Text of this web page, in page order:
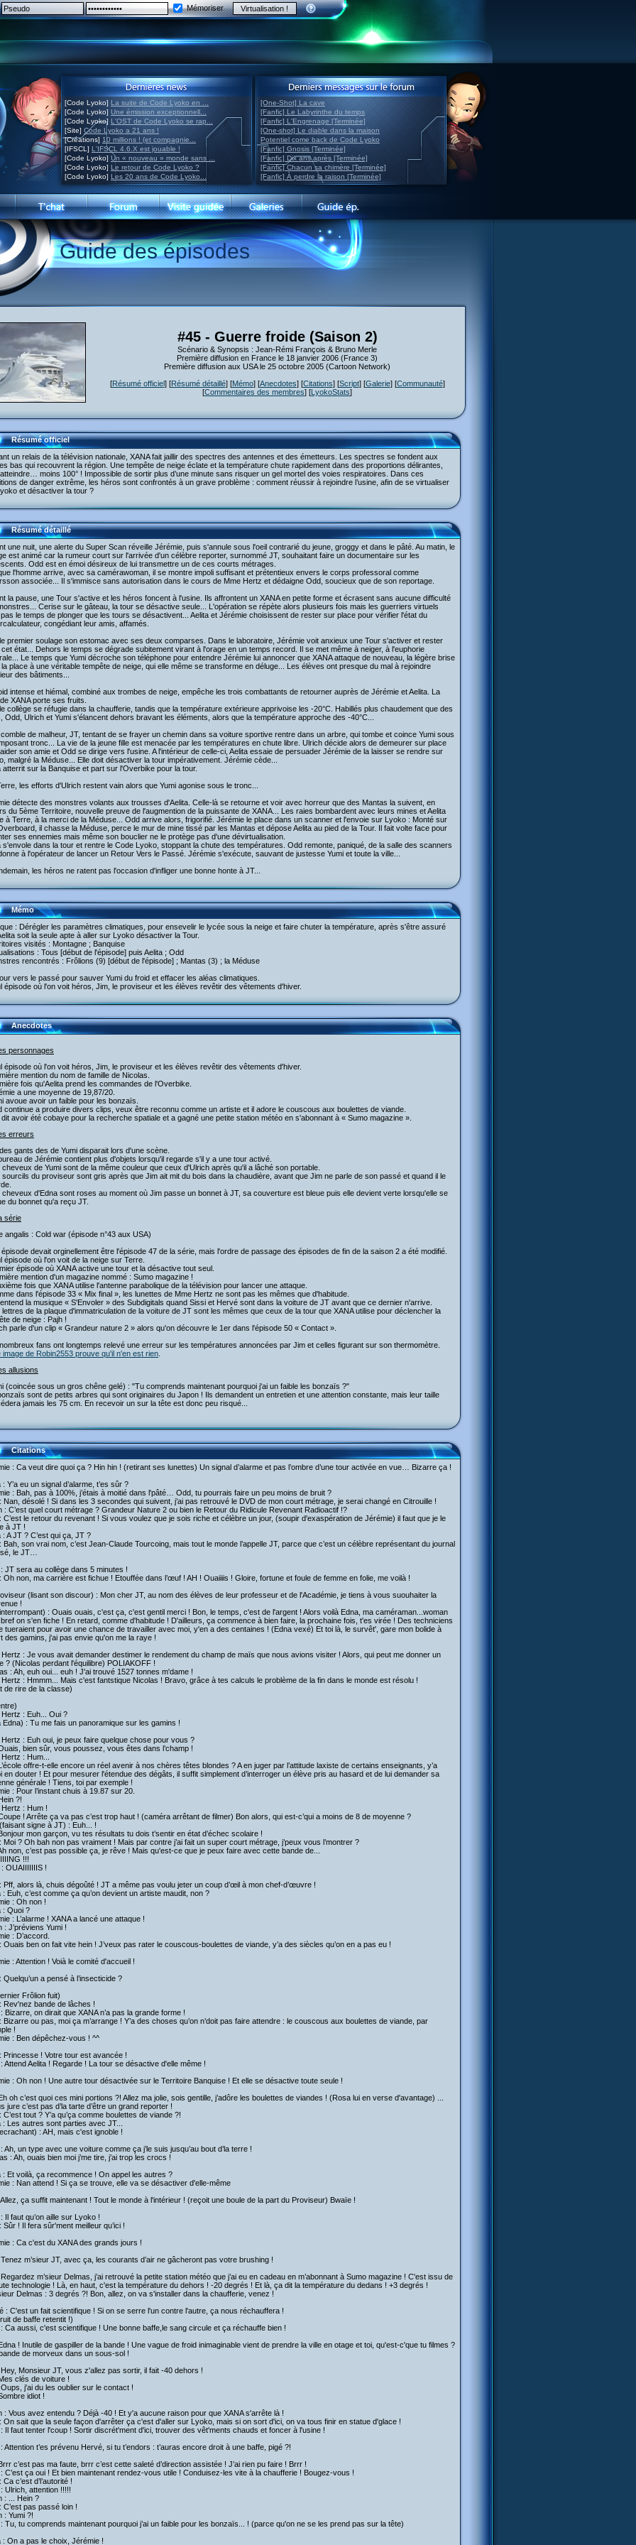
Mémoriser
[Code Lyoko] La suite de Code Lyoko en ...
[Code Lyoko] Une émission exceptionnell...
[Code Lyoko] L'OST de Code Lyoko se rap...
[Site] Code Lyoko a 21 ans !
[Créations] 10 millions ! (et compagnie...
[IFSCL] L'IFSCL 4.6.X est jouable !
[Code Lyoko] Un « nouveau » monde sans ...
[Code Lyoko] Le retour de Code Lyoko ?
[Code Lyoko] Les 20 ans de Code Lyoko...
[One-Shot] La cave
[Fanfic] Le Labyrinthe du temps
[Fanfic] L'Engrenage [Terminée]
[One-shot] Le diable dans la maison
Potentiel come back de Code Lyoko
[Fanfic] Gnosis [Terminée]
[Fanfic] Dix ans après [Terminée]
[Fanfic] Chacun sa chimère [Terminée]
[Fanfic] À perdre la raison [Terminée]
Guide des épisodes
#45 - Guerre froide (Saison 2)
Scénario & Synopsis : Jean-Rémi François & Bruno Merle
Première diffusion en France le 18 janvier 2006 (France 3)
Première diffusion aux USA le 25 octobre 2005 (Cartoon Network)
[Résumé officiel] [Résumé détaillé] [Mémo] [Anecdotes] [Citations] [Script] [Galerie] [Communauté]
[Commentaires des membres] [LyokoStats]
Résumé officiel
un relais de la télévision nationale, XANA fait jaillir des spectres des antennes et des émetteurs. Les spectres se fondent aux
bas qui recouvrent la région. Une tempête de neige éclate et la température chute rapidement dans des proportions délirantes,
moins 100° ! Impossible de sortir plus d’une minute sans risquer un gel mortel des voies respiratoires. Dans ces
de danger extrême, les héros sont confrontés à un grave problème : comment réussir à rejoindre l’usine, afin de se virtualiser
et désactiver la tour ?
Résumé détaillé
une nuit, une alerte du Super Scan réveille Jérémie, puis s'annule sous l'oeil contrarié du jeune, groggy et dans le pâté. Au matin, le
est animé car la rumeur court sur l'arrivée d'un célèbre reporter, surnommé JT, souhaitant faire un documentaire sur les
Odd est en émoi désireux de lui transmettre un de ces courts métrages.
l'homme arrive, avec sa camérawoman, il se montre impoli suffisant et prétentieux envers le corps professoral comme
associée... Il s'immisce sans autorisation dans le cours de Mme Hertz et dédaigne Odd, soucieux que de son reportage.
la pause, une Tour s'active et les héros foncent à l'usine. Ils affrontent un XANA en petite forme et écrasent sans aucune difficulté
Cerise sur le gâteau, la tour se désactive seule... L'opération se répète alors plusieurs fois mais les guerriers virtuels
le temps de plonger que les tours se désactivent... Aelita et Jérémie choisissent de rester sur place pour vérifier l'état du
congédiant leur amis, affamés.
premier soulage son estomac avec ses deux comparses. Dans le laboratoire, Jérémie voit anxieux une Tour s'activer et rester
état... Dehors le temps se dégrade subitement virant à l'orage en un temps record. Il se met même à neiger, à l'euphorie
Le temps que Yumi décroche son téléphone pour entendre Jérémie lui annoncer que XANA attaque de nouveau, la légère brise
place à une véritable tempête de neige, qui elle même se transforme en déluge... Les élèves ont presque du mal à rejoindre
des bâtiments...
intense et hiémal, combiné aux trombes de neige, empêche les trois combattants de retourner auprès de Jérémie et Aelita. La
XANA porte ses fruits.
collège se réfugie dans la chaufferie, tandis que la température extérieure apprivoise les -20°C. Habillés plus chaudement que des
Odd, Ulrich et Yumi s'élancent dehors bravant les éléments, alors que la température approche des -40°C...
de malheur, JT, tentant de se frayer un chemin dans sa voiture sportive rentre dans un arbre, qui tombe et coince Yumi sous
tronc... La vie de la jeune fille est menacée par les températures en chute libre. Ulrich décide alors de demeurer sur place
son amie et Odd se dirige vers l'usine. A l'intérieur de celle-ci, Aelita essaie de persuader Jérémie de la laisser se rendre sur
malgré la Méduse... Elle doit désactiver la tour impérativement. Jérémie cède...
atterrit sur la Banquise et part sur l'Overbike pour la tour.
les efforts d'Ulrich restent vain alors que Yumi agonise sous le tronc...
détecte des monstres volants aux trousses d'Aelita. Celle-là se retourne et voir avec horreur que des Mantas la suivent, en
du 5ème Territoire, nouvelle preuve de l'augmention de la puissante de XANA... Les raies bombardent avec leurs mines et Aelita
à Terre, à la merci de la Méduse... Odd arrive alors, frigorifié. Jérémie le place dans un scanner et l'envoie sur Lyoko : Monté sur
il chasse la Méduse, perce le mur de mine tissé par les Mantas et dépose Aelita au pied de la Tour. Il fait volte face pour
ses ennemies mais même son bouclier ne le protège pas d'une dévirtualisation.
s'envole dans la tour et rentre le Code Lyoko, stoppant la chute des températures. Odd remonte, paniqué, de la salle des scanners
à l'opérateur de lancer un Retour Vers le Passé. Jérémie s'exécute, sauvant de justesse Yumi et toute la ville...
les héros ne ratent pas l'occasion d'infliger une bonne honte à JT...
Mémo
: Dérégler les paramètres climatiques, pour ensevelir le lycée sous la neige et faire chuter la température, après s'être assuré
soit la seule apte à aller sur Lyoko désactiver la Tour.
visités : Montagne ; Banquise
: Tous [début de l'épisode] puis Aelita ; Odd
rencontrés : Frôlions (9) [début de l'épisode] ; Mantas (3) ; la Méduse
vers le passé pour sauver Yumi du froid et effacer les aléas climatiques.
épisode où l'on voit héros, Jim, le proviseur et les élèves revêtir des vêtements d'hiver.
Anecdotes
personnages
épisode où l'on voit héros, Jim, le proviseur et les élèves revêtir des vêtements d'hiver.
mention du nom de famille de Nicolas.
fois qu'Aelita prend les commandes de l'Overbike.
a une moyenne de 19,87/20.
avoue avoir un faible pour les bonzaïs.
continue a produire divers clips, veux être reconnu comme un artiste et il adore le couscous aux boulettes de viande.
avoir été cobaye pour la recherche spatiale et a gagné une petite station météo en s'abonnant à « Sumo magazine ».
erreurs
gants des de Yumi disparait lors d'une scène.
de Jérémie contient plus d'objets lorsqu'il regarde s'il y a une tour activé.
cheveux de Yumi sont de la même couleur que ceux d'Ulrich après qu'il a lâché son portable.
sourcils du proviseur sont gris après que Jim ait mit du bois dans la chaudière, avant que Jim ne parle de son passé et quand il le
cheveux d'Edna sont roses au moment où Jim passe un bonnet à JT, sa couverture est bleue puis elle devient verte lorsqu'elle se
du bonnet qu'a reçu JT.
série
angalis : Cold war (épisode n°43 aux USA)
devait orginellement être l'épisode 47 de la série, mais l'ordre de passage des épisodes de fin de la saison 2 a été modifié.
épisode où l'on voit de la neige sur Terre.
épisode où XANA active une tour et la désactive tout seul.
mention d'un magazine nommé : Sumo magazine !
fois que XANA utilise l'antenne parabolique de la télévision pour lancer une attaque.
dans l'épisode 33 « Mix final », les lunettes de Mme Hertz ne sont pas les mêmes que d'habitude.
la musique « S'Envoler » des Subdigitals quand Sissi et Hervé sont dans la voiture de JT avant que ce dernier n'arrive.
lettres de la plaque d'immatriculation de la voiture de JT sont les mêmes que ceux de la tour que XANA utilise pour déclencher la
de neige : Pajh !
parle d'un clip « Grandeur nature 2 » alors qu'on découvre le 1er dans l'épisode 50 « Contact ».
fans ont longtemps relevé une erreur sur les températures annoncées par Jim et celles figurant sur son thermomètre.
image de Robin2553 prouve qu'il n'en est rien
allusions
(coincée sous un gros chêne gelé) : "Tu comprends maintenant pourquoi j'ai un faible les bonzaïs ?"
sont de petits arbres qui sont originaires du Japon ! Ils demandent un entretien et une attention constante, mais leur taille
jamais les 75 cm. En recevoir un sur la tête est donc peu risqué...
Citations
: Ca veut dire quoi ça ? Hin hin ! (retirant ses lunettes) Un signal d’alarme et pas l’ombre d’une tour activée en vue… Bizarre ça !
: Y’a eu un signal d’alarme, t’es sûr ?
: Bah, pas à 100%, j’étais à moitié dans l'pâté… Odd, tu pourrais faire un peu moins de bruit ?
Nan, désolé ! Si dans les 3 secondes qui suivent, j’ai pas retrouvé le DVD de mon court métrage, je serai changé en Citrouille !
: C’est quel court métrage ? Grandeur Nature 2 ou bien le Retour du Ridicule Revenant Radioactif !?
C’est le retour du revenant ! Si vous voulez que je sois riche et célèbre un jour, (soupir d'exaspération de Jérémie) il faut que je le
à JT !
: A JT ? C’est qui ça, JT ?
Bah, son vrai nom, c’est Jean-Claude Tourcoing, mais tout le monde l’appelle JT, parce que c’est un célèbre représentant du journal
le JT…
: JT sera au collège dans 5 minutes !
Oh non, ma carrière est fichue ! Etouffée dans l’œuf ! AH ! Ouaiiiis ! Gloire, fortune et foule de femme en folie, me voilà !
(lisant son discour) : Mon cher JT, au nom des élèves de leur professeur et de l'Académie, je tiens à vous suouhaiter la
!
: Ouais ouais, c'est ça, c'est gentil merci ! Bon, le temps, c'est de l'argent ! Alors voilà Edna, ma caméraman...woman
on s'en fiche ! En retard, comme d'habitude ! D'ailleurs, ça commence à bien faire, la prochaine fois, t'es virée ! Des techniciens
tueraient pour avoir une chance de travailler avec moi, y'en a des centaines ! (Edna vexé) Et toi là, le survêt', gare mon bolide à
des gamins, j'ai pas envie qu'on me la raye !
Hertz : Je vous avait demander destimer le rendement du champ de maïs que nous avions visiter ! Alors, qui peut me donner un
? (Nicolas perdant l'équilibre) POLIAKOFF !
: Ah, euh oui... euh ! J'ai trouvé 1527 tonnes m'dame !
Hertz : Hmmm... Mais c'est fantstique Nicolas ! Bravo, grâce à tes calculs le problème de la fin dans le monde est résolu !
de rire de la classe)
Hertz : Euh... Oui ?
Edna) : Tu me fais un panoramique sur les gamins !
Hertz : Euh oui, je peux faire quelque chose pour vous ?
bien sûr, vous poussez, vous êtes dans l’champ !
: Hum...
offre-t-elle encore un réel avenir à nos chères têtes blondes ? A en juger par l’attitude laxiste de certains enseignants, y’a
en douter ! Et pour mesurer l'étendue des dégâts, il suffit simplement d’interroger un élève pris au hasard et de lui demander sa
générale ! Tiens, toi par exemple !
: Pour l’instant chuis à 19.87 sur 20.
?!
Hertz : Hum !
! Arrête ça va pas c’est trop haut ! (caméra arrêtant de filmer) Bon alors, qui est-c’qui a moins de 8 de moyenne ?
signe à JT) : Euh... !
mon garçon, vu tes résultats tu dois t’sentir en état d’échec scolaire !
Moi ? Oh bah non pas vraiment ! Mais par contre j’ai fait un super court métrage, j’peux vous l’montrer ?
non, c’est pas possible ça, je rêve ! Mais qu'est-ce que je peux faire avec cette bande de...
!!!
OUAIIIIIIIS !
Pff, alors là, chuis dégoûté ! JT a même pas voulu jeter un coup d’œil à mon chef-d’œuvre !
: Euh, c’est comme ça qu’on devient un artiste maudit, non ?
: Oh non !
: Quoi ?
: L’alarme ! XANA a lancé une attaque !
: J’préviens Yumi !
: D’accord.
Ouais ben on fait vite hein ! J’veux pas rater le couscous-boulettes de viande, y’a des siècles qu’on en a pas eu !
: Attention ! Voià le comité d'accueil !
Quelqu’un a pensé à l’insecticide ?
Frôlion fuit)
Rev'nez bande de lâches !
Bizarre, on dirait que XANA n’a pas la grande forme !
Bizarre ou pas, moi ça m’arrange ! Y’a des choses qu’on n’doit pas faire attendre : le couscous aux boulettes de viande, par
!
: Ben dépêchez-vous ! ^^
Princesse ! Votre tour est avancée !
: Attend Aelita ! Regarde ! La tour se désactive d'elle même !
: Oh non ! Une autre tour désactivée sur le Territoire Banquise ! Et elle se désactive toute seule !
oh c’est quoi ces mini portions ?! Allez ma jolie, sois gentille, j’adôre les boulettes de viandes ! (Rosa lui en verse d'avantage) ...
jure c’est pas d’la tarte d’être un grand reporter !
C’est tout ? Y’a qu’ça comme boulettes de viande ?!
: Les autres sont parties avec JT...
: AH, mais c'est ignoble !
Ah, un type avec une voiture comme ça j’le suis jusqu’au bout d’la terre !
: Ah, ouais bien moi j’me tire, j’ai trop les crocs !
: Et voilà, ça recommence ! On appel les autres ?
: Nan attend ! Si ça se trouve, elle va se désactiver d'elle-même
ça suffit maintenant ! Tout le monde à l'intérieur ! (reçoit une boule de la part du Proviseur) Bwaïe !
Il faut qu’on aille sur Lyoko !
Sûr ! Il fera sûr'ment meilleur qu’ici !
: Ca c'est du XANA des grands jours !
m’sieur JT, avec ça, les courants d’air ne gâcheront pas votre brushing !
m’sieur Delmas, j’ai retrouvé la petite station météo que j’ai eu en cadeau en m’abonnant à Sumo magazine ! C'est issu de
technologie ! Là, en haut, c'est la température du dehors ! -20 degrés ! Et là, ça dit la température du dedans ! +3 degrés !
Delmas : 3 degrés ?! Bon, allez, on va s'installer dans la chaufferie, venez !
: C'est un fait scientifique ! Si on se serre l'un contre l'autre, ça nous réchauffera !
de baffe retentit !)
Ca aussi, c'est scientifique ! Une bonne baffe,le sang circule et ça réchauffe bien !
! Inutile de gaspiller de la bande ! Une vague de froid inimaginable vient de prendre la ville en otage et toi, qu'est-c'que tu filmes ?
de morveux dans un sous-sol !
Monsieur JT, vous z'allez pas sortir, il fait -40 dehors !
clés de voiture !
j'ai du les oublier sur le contact !
idiot !
: Vous avez entendu ? Déjà -40 ! Et y'a aucune raison pour que XANA s'arrête là !
On sait que la seule façon d'arrêter ça c'est d'aller sur Lyoko, mais si on sort d'ici, on va tous finir en statue d'glace !
: Il faut tenter l'coup ! Sortir discrét'ment d'ici, trouver des vêt'ments chauds et foncer à l'usine !
Attention t’es prévenu Hervé, si tu t’endors : t’auras encore droit à une baffe, pigé ?!
c’est pas ma faute, brrr c’est cette saleté d’direction assistée ! J’ai rien pu faire ! Brrr !
: C’est ça oui ! Et bien maintenant rendez-vous utile ! Conduisez-les vite à la chaufferie ! Bougez-vous !
c’est d’l’autorité !
Ulrich, attention !!!!!
: ... Hein ?
C’est pas passé loin !
: Yumi ?!
: Tu, tu comprends maintenant pourquoi j’ai un faible pour les bonzaïs... ! (parce qu'on ne se les prend pas sur la tête)
: On a pas le choix, Jérémie !